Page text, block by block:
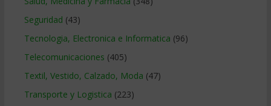
Seguridad (43)
Tecnologia, Electronica e Informatica (96)
Telecomunicaciones (405)
Textil, Vestido, Calzado, Moda (47)
Transporte y Logistica (223)